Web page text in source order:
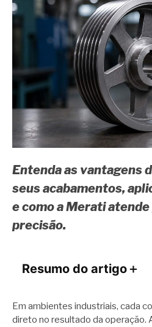
Entenda as vantagens
seus acabamentos,
e como a Merati
precisão.
Resumo do artigo＋
Em ambientes industriais, cada
direto no resultado da operação.